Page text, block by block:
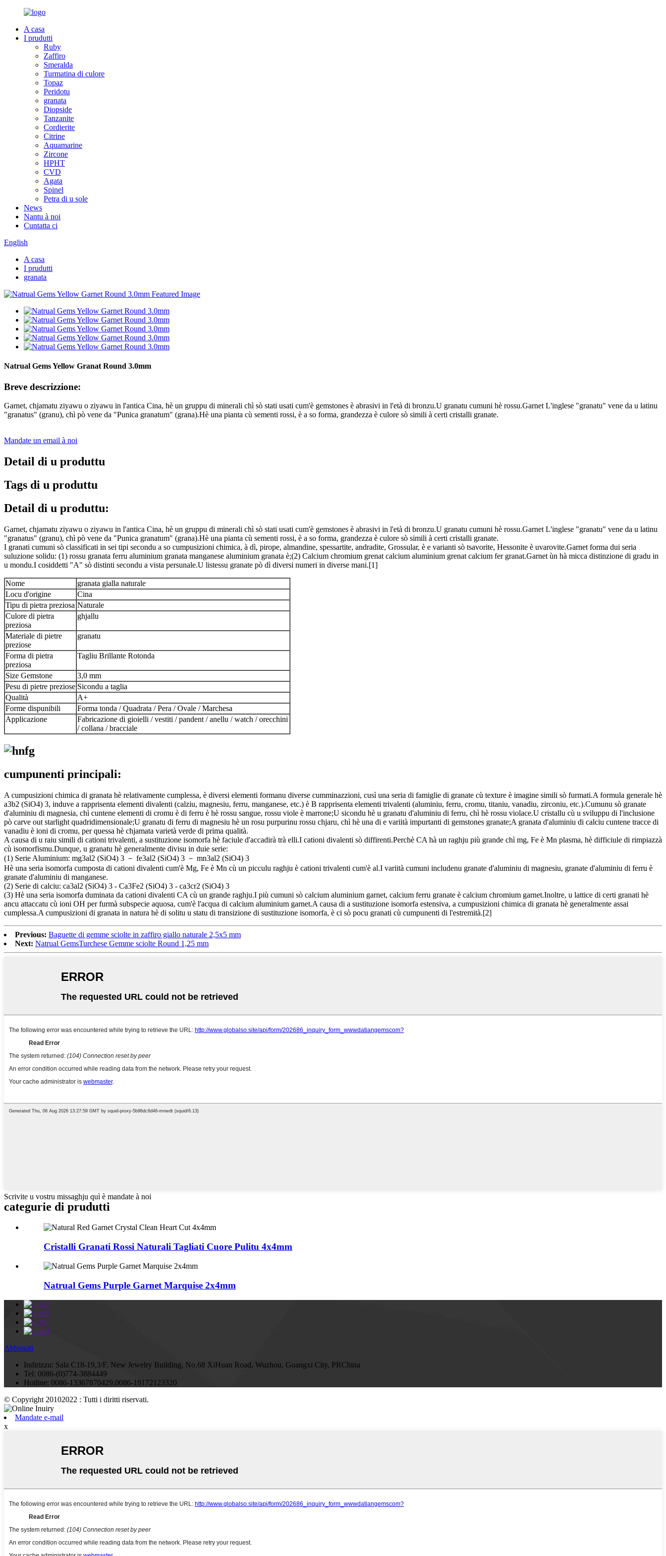
A casa
I prudutti
Ruby
Zaffiro
Smeralda
Turmatina di culore
Topaz
Peridotu
granata
Diopside
Tanzanite
Cordierite
Citrine
Aquamarine
Zircone
HPHT
CVD
Agata
Spinel
Petra di u sole
News
Nantu à noi
Cuntatta ci
English
A casa
I prudutti
granata
Natrual Gems Yellow Granat Round 3.0mm
Breve descrizzione:
Garnet, chjamatu ziyawu o ziyawu in l'antica Cina, hè un gruppu di minerali chì sò stati usati cum'è gemstones è abrasivi in ​​l'età di bronzu.U granatu cumuni hè rossu.Garnet L'inglese "granatu" vene da u latinu
"granatus" (granu), chì pò vene da "Punica granatum" (grana).Hè una pianta cù sementi rossi, è a so forma, grandezza è culore sò simili à certi cristalli granate.
Mandate un email à noi
Detail di u produttu
Tags di u produttu
Detail di u produttu:
Garnet, chjamatu ziyawu o ziyawu in l'antica Cina, hè un gruppu di minerali chì sò stati usati cum'è gemstones è abrasivi in ​​l'età di bronzu.U granatu cumuni hè rossu.Garnet L'inglese "granatu" vene da u latinu
"granatus" (granu), chì pò vene da "Punica granatum" (grana).Hè una pianta cù sementi rossi, è a so forma, grandezza è culore sò simili à certi cristalli granate.
I granati cumuni sò classificati in sei tipi secondu a so cumpusizioni chimica, à dì, pirope, almandine, spessartite, andradite, Grossular, è e varianti sò tsavorite, Hessonite è uvarovite.Garnet forma dui seria
suluzione solidu: (1) rossu granata ferru aluminium granata manganese aluminium granata è;(2) Calcium chromium grenat calcium aluminium grenat calcium fer granat.Garnet ùn hà micca distinzione di gradu in
u mondu.I cosiddetti "A" sò distinti secondu a vista persunale.U listessu granate pò dì diversi numeri in diverse mani.[1]
Nome
granata gialla naturale
Locu d'origine
Cina
Tipu di pietra preziosa Naturale
Culore di pietra
preziosa
ghjallu
Materiale di pietre
preziose
granatu
Forma di pietra
preziosa
Tagliu Brillante Rotonda
Size Gemstone
3,0 mm
Pesu di pietre preziose Sicondu a taglia
Qualità
A+
Forme dispunibili
Forma tonda / Quadrata / Pera / Ovale / Marchesa
Applicazione
Fabricazione di gioielli / vestiti / pandent / anellu / watch / orecchini
/ collana / bracciale
cumpunenti principali:
A cumpusizioni chimica di granata hè relativamente cumplessa, è diversi elementi formanu diverse cumminazzioni, cusì una seria di famiglie di granate cù texture è imagine simili sò furmati.A formula generale hè
a3b2 (SiO4) 3, induve a rapprisenta elementi divalenti (calziu, magnesiu, ferru, manganese, etc.) è B rapprisenta elementi trivalenti (aluminiu, ferru, cromu, titaniu, vanadiu, zirconiu, etc.).Cumunu sò granate
d'aluminiu di magnesia, chì cuntene elementi di cromu è di ferru è hè rossu sangue, rossu viole è marrone;U sicondu hè u granatu d'aluminiu di ferru, chì hè rossu violace.U cristallu cù u sviluppu di l'inclusione
pò carve out starlight quadridimensionale;U granatu di ferru di magnesiu hè un rosu purpurinu rossu chjaru, chì hè una di e variità impurtanti di gemstones granate;A granata d'aluminiu di calciu cuntene tracce di
vanadiu è ioni di cromu, per quessa hè chjamata varietà verde di prima qualità.
A causa di u raiu simili di cationi trivalenti, a sustituzione isomorfa hè faciule d'accadirà trà elli.I cationi divalenti sò diffirenti.Perchè CA hà un raghju più grande chì mg, Fe è Mn plasma, hè difficiule di rimpiazzà
cù isomorfismu.Dunque, u granatu hè generalmente divisu in duie serie:
(1) Serie Aluminium: mg3al2 (SiO4) 3 － fe3al2 (SiO4) 3 － mn3al2 (SiO4) 3
Hè una seria isomorfa cumposta di cationi divalenti cum'è Mg, Fe è Mn cù un picculu raghju è cationi trivalenti cum'è al.I variità cumuni includenu granate d'aluminiu di magnesiu, granate d'aluminiu di ferru è
granate d'aluminiu di manganese.
(2) Serie di calciu: ca3al2 (SiO4) 3 - Ca3Fe2 (SiO4) 3 - ca3cr2 (SiO4) 3
(3) Hè una seria isomorfa duminata da cationi divalenti CA cù un grande raghju.I più cumuni sò calcium aluminium garnet, calcium ferru granate è calcium chromium garnet.Inoltre, u lattice di certi granati hè
ancu attaccatu cù ioni OH per furmà subspecie aquosa, cum'è l'acqua di calcium aluminium garnet.A causa di a sustituzione isomorfa estensiva, a cumpusizioni chimica di granata hè generalmente assai
cumplessa.A cumpusizioni di granata in natura hè di solitu u statu di transizione di sustituzione isomorfa, è ci sò pocu granati cù cumpunenti di l'estremità.[2]
Previous: Baguette di gemme sciolte in zaffiro giallo naturale 2,5x5 mm
Next: Natrual GemsTurchese Gemme sciolte Round 1,25 mm
Scrivite u vostru missaghju quì è mandate à noi
categurie di prudutti
Cristalli Granati Rossi Naturali Tagliati Cuore Pulitu 4x4mm
Natrual Gems Purple Garnet Marquise 2x4mm
Abbonati
Indirizzu: Sala C18-19,3/F, New Jewelry Building, No.68 XiHuan Road, Wuzhou, Guangxi City, PRChina
Tel: 0086-(0)774-3884449
Hotline: 0086-13367870429,0086-19172123320
© Copyright 20102022 : Tutti i diritti riservati.
Mandate e-mail
x